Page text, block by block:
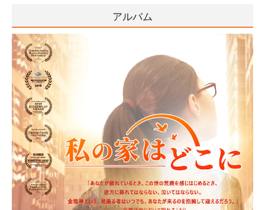
アルバム